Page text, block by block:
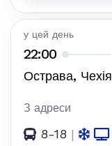
у цей день
22:00
Острава, Чехія
З адреси
8-18 |